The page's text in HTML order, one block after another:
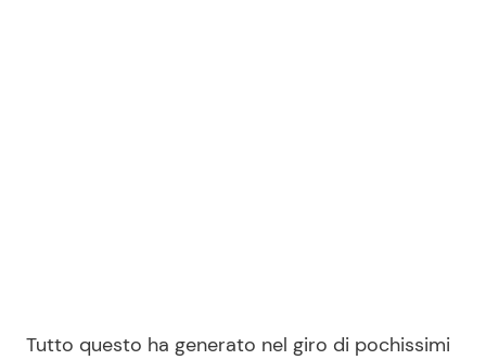
Tutto questo ha generato nel giro di pochissimi